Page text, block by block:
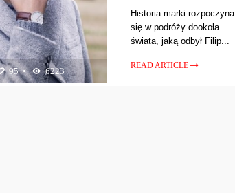
95 • 6223
Historia marki rozpoczyna
się w podróży dookoła
świata, jaką odbył Filip...
READ ARTICLE